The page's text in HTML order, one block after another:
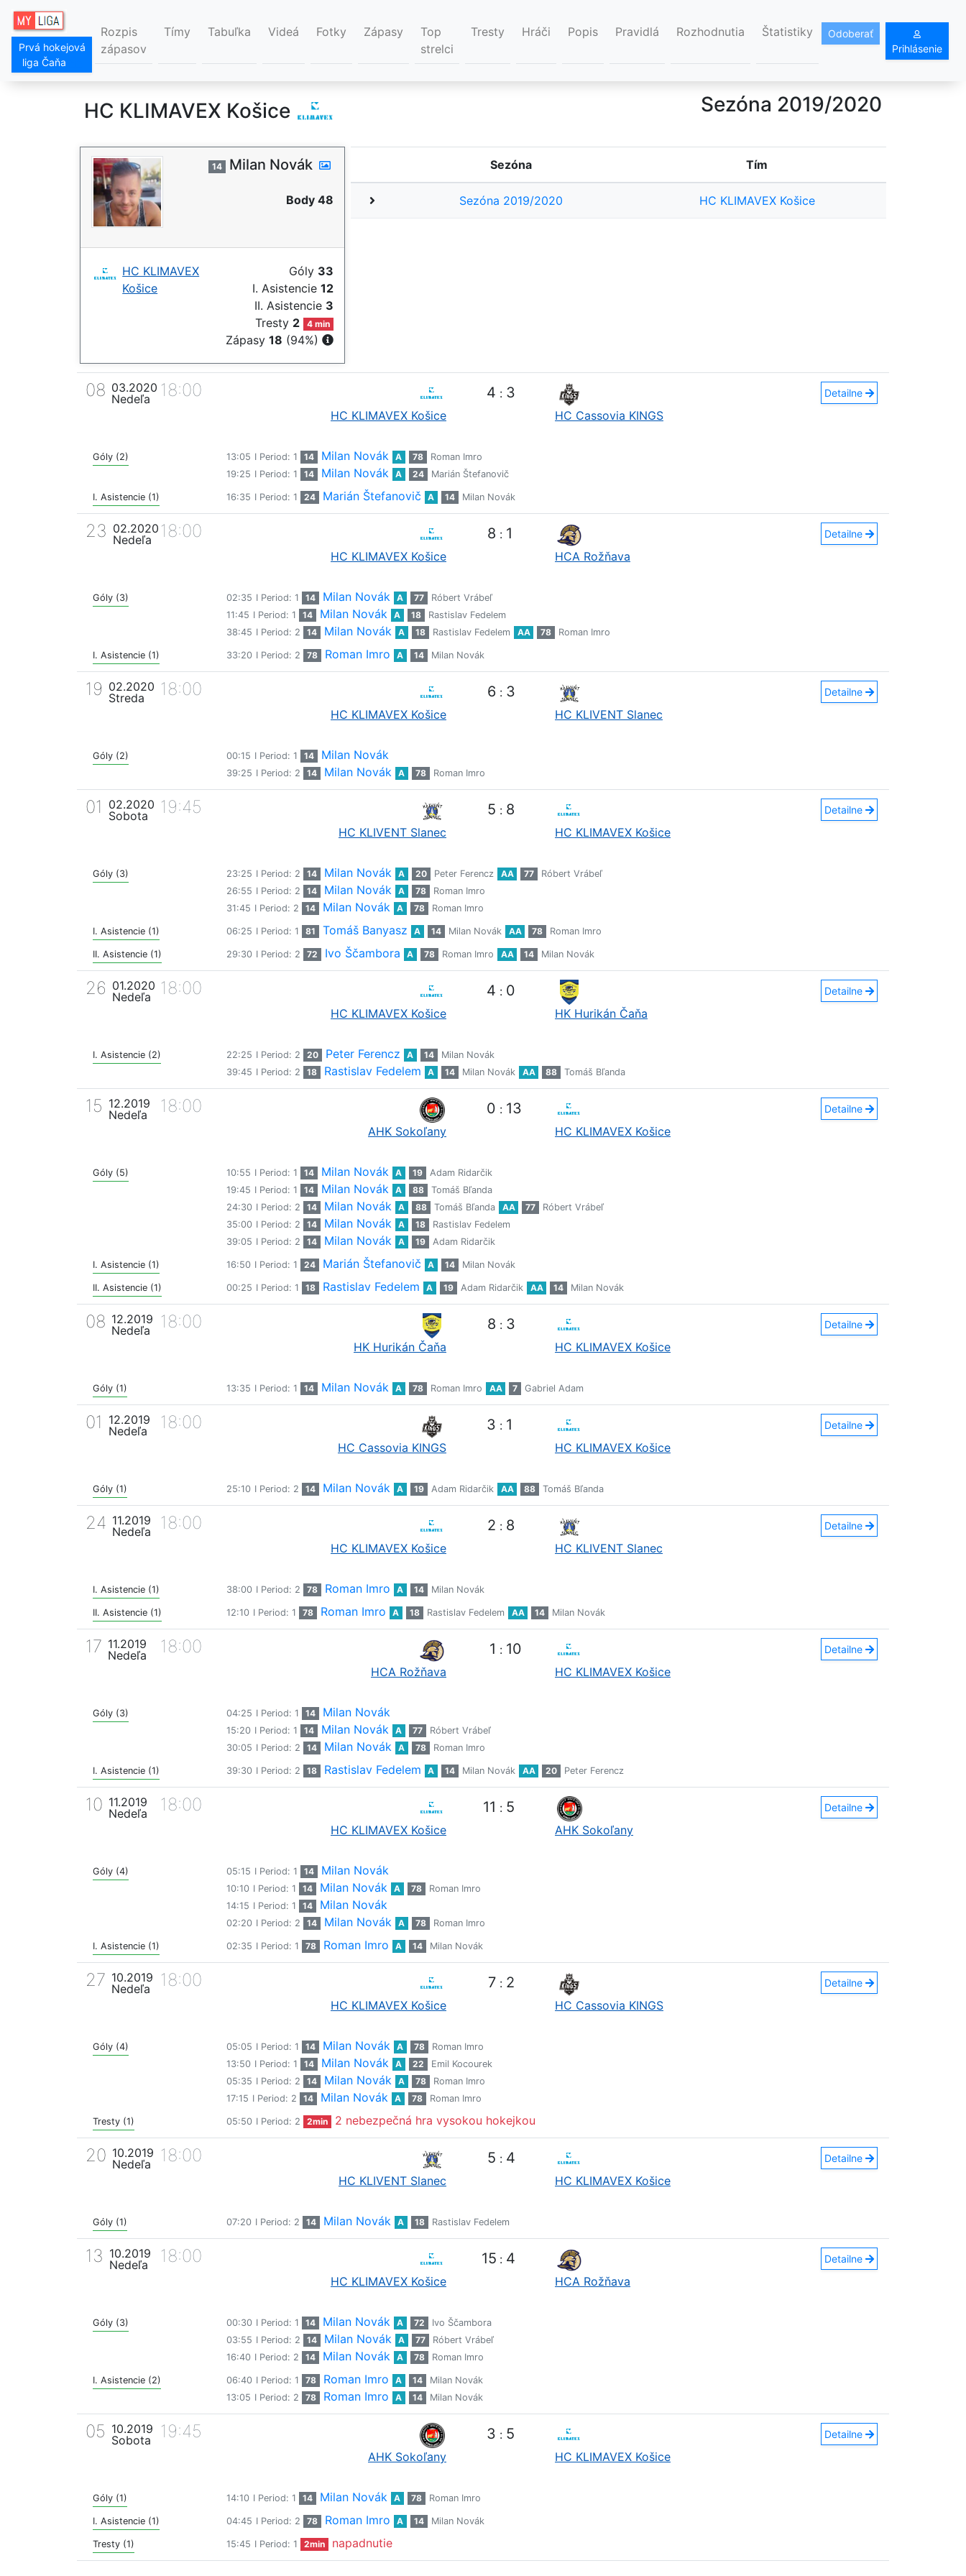
Prvá hokejová
liga Čaňa
Rozpis
zápasov
Tímy Tabuľka Videá Fotky Zápasy
Top
strelci
Tresty Hráči Popis Pravidlá Rozhodnutia Štatistiky
Odoberať
Prihlásenie
HC KLIMAVEX Košice Sezóna 2019/2020
14 Milan Novák
Body 48
HC KLIMAVEX
Košice
Góly 33
I. Asistencie 12
II. Asistencie 3
Tresty 2 4 min
Zápasy 18 (94%)
Sezóna Tím
Sezóna 2019/2020 HC KLIMAVEX Košice
08 03.2020
Nedeľa
18:00
HC KLIMAVEX Košice
4 : 3
HC Cassovia KINGS
Detailne
Góly (2) 13:05 I Period: 1 14 Milan Novák A 78
Roman Imro
19:25 I Period: 1 14 Milan Novák A 24 Marián Štefanovič
I. Asistencie (1) 16:35 I Period: 1 24 Marián Štefanovič A 14 Milan Novák
23 02.2020
Nedeľa
18:00
HC KLIMAVEX Košice
8 : 1
HCA Rožňava
Detailne
Góly (3) 02:35 I Period: 1 14 Milan Novák A 77
Róbert Vrábeľ
11:45 I Period: 1 14 Milan Novák A 18
Rastislav Fedelem
38:45 I Period: 2 14 Milan Novák A 18 Rastislav Fedelem AA 78 Roman Imro
I. Asistencie (1) 33:20 I Period: 2 78 Roman Imro A 14 Milan Novák
19 02.2020
Streda
18:00
HC KLIMAVEX Košice
6 : 3
HC KLIVENT Slanec
Detailne
Góly (2) 00:15 I Period: 1 14 Milan Novák
39:25 I Period: 2 14 Milan Novák A 78 Roman Imro
01
02.2020
Sobota
19:45
HC KLIVENT Slanec
5 : 8
HC KLIMAVEX Košice
Detailne
Góly (3) 23:25 I Period: 2 14 Milan Novák A 20 Peter Ferencz AA 77
Róbert Vrábeľ
26:55 I Period: 2 14 Milan Novák A 78
Roman Imro
31:45 I Period: 2 14 Milan Novák A 78 Roman Imro
I. Asistencie (1) 06:25 I Period: 1 81 Tomáš Banyasz A 14 Milan Novák AA 78 Roman Imro
II. Asistencie (1) 29:30 I Period: 2 72 Ivo Ščambora A 78 Roman Imro AA 14 Milan Novák
26 01.2020
Nedeľa
18:00
HC KLIMAVEX Košice
4 : 0
HK Hurikán Čaňa
Detailne
I. Asistencie (2) 22:25 I Period: 2 20 Peter Ferencz A 14
Milan Novák
39:45 I Period: 2 18 Rastislav Fedelem A 14 Milan Novák AA 88 Tomáš Bľanda
15 12.2019
Nedeľa
18:00
AHK Sokoľany
0 : 13
HC KLIMAVEX Košice
Detailne
Góly (5) 10:55 I Period: 1 14 Milan Novák A 19
Adam Ridarčik
19:45 I Period: 1 14 Milan Novák A 88
Tomáš Bľanda
24:30 I Period: 2 14 Milan Novák A 88 Tomáš Bľanda AA 77
Róbert Vrábeľ
35:00 I Period: 2 14 Milan Novák A 18
Rastislav Fedelem
39:05 I Period: 2 14 Milan Novák A 19 Adam Ridarčik
I. Asistencie (1) 16:50 I Period: 1 24 Marián Štefanovič A 14 Milan Novák
II. Asistencie (1) 00:25 I Period: 1 18 Rastislav Fedelem A 19 Adam Ridarčik AA 14 Milan Novák
08 12.2019
Nedeľa
18:00
HK Hurikán Čaňa
8 : 3
HC KLIMAVEX Košice
Detailne
Góly (1) 13:35 I Period: 1 14 Milan Novák A 78 Roman Imro AA 7 Gabriel Adam
01
12.2019
Nedeľa
18:00
HC Cassovia KINGS
3 : 1
HC KLIMAVEX Košice
Detailne
Góly (1) 25:10 I Period: 2 14 Milan Novák A 19 Adam Ridarčik AA 88 Tomáš Bľanda
24 11.2019
Nedeľa
18:00
HC KLIMAVEX Košice
2 : 8
HC KLIVENT Slanec
Detailne
I. Asistencie (1) 38:00 I Period: 2 78 Roman Imro A 14 Milan Novák
II. Asistencie (1) 12:10 I Period: 1 78 Roman Imro A 18 Rastislav Fedelem AA 14 Milan Novák
17 11.2019
Nedeľa
18:00
HCA Rožňava
1 : 10
HC KLIMAVEX Košice
Detailne
Góly (3) 04:25 I Period: 1 14 Milan Novák
15:20 I Period: 1 14 Milan Novák A 77
Róbert Vrábeľ
30:05 I Period: 2 14 Milan Novák A 78 Roman Imro
I. Asistencie (1) 39:30 I Period: 2 18 Rastislav Fedelem A 14 Milan Novák AA 20 Peter Ferencz
10 11.2019
Nedeľa
18:00
HC KLIMAVEX Košice
11 : 5
AHK Sokoľany
Detailne
Góly (4) 05:15 I Period: 1 14 Milan Novák
10:10 I Period: 1 14 Milan Novák A 78
Roman Imro
14:15 I Period: 1 14 Milan Novák
02:20 I Period: 2 14 Milan Novák A 78 Roman Imro
I. Asistencie (1) 02:35 I Period: 1 78 Roman Imro A 14 Milan Novák
27 10.2019
Nedeľa
18:00
HC KLIMAVEX Košice
7 : 2
HC Cassovia KINGS
Detailne
Góly (4) 05:05 I Period: 1 14 Milan Novák A 78
Roman Imro
13:50 I Period: 1 14 Milan Novák A 22
Emil Kocourek
05:35 I Period: 2 14 Milan Novák A 78
Roman Imro
17:15 I Period: 2 14 Milan Novák A 78 Roman Imro
Tresty (1) 05:50 I Period: 2 2min 2 nebezpečná hra vysokou hokejkou
20 10.2019
Nedeľa
18:00
HC KLIVENT Slanec
5 : 4
HC KLIMAVEX Košice
Detailne
Góly (1) 07:20 I Period: 2 14 Milan Novák A 18 Rastislav Fedelem
13 10.2019
Nedeľa
18:00
HC KLIMAVEX Košice
15 : 4
HCA Rožňava
Detailne
Góly (3) 00:30 I Period: 1 14 Milan Novák A 72
Ivo Ščambora
03:55 I Period: 2 14 Milan Novák A 77
Róbert Vrábeľ
16:40 I Period: 2 14 Milan Novák A 78 Roman Imro
I. Asistencie (2) 06:40 I Period: 1 78 Roman Imro A 14
Milan Novák
13:05 I Period: 2 78 Roman Imro A 14 Milan Novák
05 10.2019
Sobota
19:45
AHK Sokoľany
3 : 5
HC KLIMAVEX Košice
Detailne
Góly (1) 14:10 I Period: 1 14 Milan Novák A 78 Roman Imro
I. Asistencie (1) 04:45 I Period: 2 78 Roman Imro A 14 Milan Novák
Tresty (1) 15:45 I Period: 1 2min napadnutie